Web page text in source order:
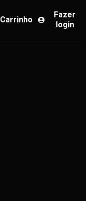
Carrinho
Fazer
login